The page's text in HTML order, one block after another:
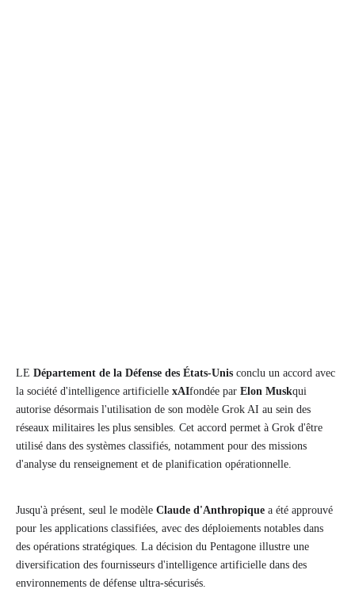
LE Département de la Défense des États-Unis conclu un accord avec
la société d'intelligence artificielle xAIfondée par Elon Muskqui
autorise désormais l'utilisation de son modèle Grok AI au sein des
réseaux militaires les plus sensibles. Cet accord permet à Grok d'être
utilisé dans des systèmes classifiés, notamment pour des missions
d'analyse du renseignement et de planification opérationnelle.
Jusqu'à présent, seul le modèle Claude d'Anthropique a été approuvé
pour les applications classifiées, avec des déploiements notables dans
des opérations stratégiques. La décision du Pentagone illustre une
diversification des fournisseurs d'intelligence artificielle dans des
environnements de défense ultra-sécurisés.